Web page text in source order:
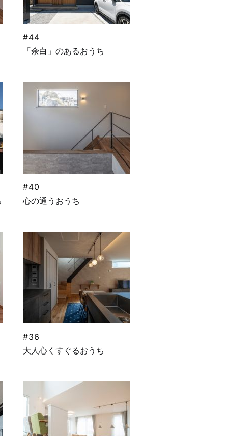
#44
「余白」のあるおうち
#40
心の通うおうち
#36
大人心くすぐるおうち